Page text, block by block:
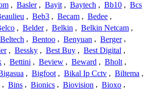
, Basler , Bayit , Baytech , Bb10 , Bcs
, Beb3 , Becam , Bedee ,
, Belder , Belkin , Belkin Netcam ,
Beltech , Bentoo , Benyuan , Berger ,
, Bessky , Best Buy , Best Digital ,
, Bettini , Beview , Beward , Bholt ,
, Bigfoot , Bikal Ip Cctv , Biltema ,
, Bins , Bionics , Biovision , Bioxo ,